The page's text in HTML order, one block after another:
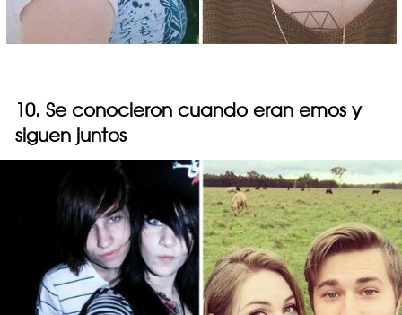
10. Se conocieron cuando eran emos y
siguen juntos